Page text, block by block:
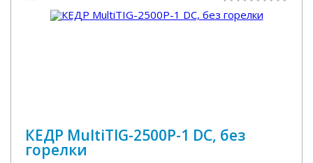
КЕДР MultiTIG-2500P-1 DC, без
горелки